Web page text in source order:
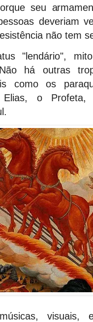
seu
deveriam
não tem
"lendário",
Não há outras
como os
Elias, o
visuais,